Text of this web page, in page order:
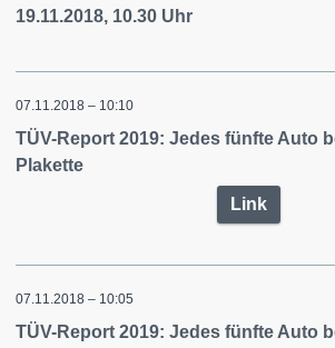
19.11.2018, 10.30 Uhr
07.11.2018 – 10:10
TÜV-Report 2019: Jedes fünfte Auto
Plakette
Link
07.11.2018 – 10:05
TÜV-Report 2019: Jedes fünfte Auto